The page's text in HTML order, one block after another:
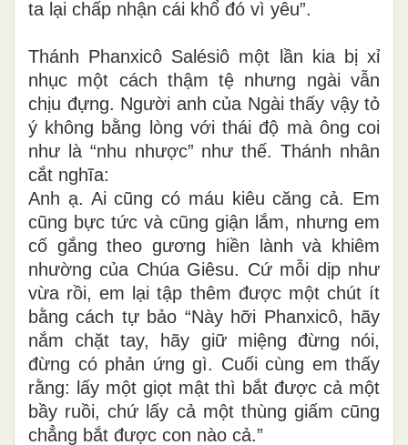
ta lại chấp nhận cái khổ đó vì yêu”.
Thánh Phanxicô Salésiô một lần kia bị xỉ
nhục một cách thậm tệ nhưng ngài vẫn
chịu đựng. Người anh của Ngài thấy vậy tỏ
ý không bằng lòng với thái độ mà ông coi
như là “nhu nhược” như thế. Thánh nhân
cắt nghĩa:
Anh ạ. Ai cũng có máu kiêu căng cả. Em
cũng bực tức và cũng giận lắm, nhưng em
cố gắng theo gương hiền lành và khiêm
nhường của Chúa Giêsu. Cứ mỗi dịp như
vừa rồi, em lại tập thêm được một chút ít
bằng cách tự bảo “Này hỡi Phanxicô, hãy
nắm chặt tay, hãy giữ miệng đừng nói,
đừng có phản ứng gì. Cuối cùng em thấy
rằng: lấy một giọt mật thì bắt được cả một
bầy ruồi, chứ lấy cả một thùng giấm cũng
chẳng bắt được con nào cả.”